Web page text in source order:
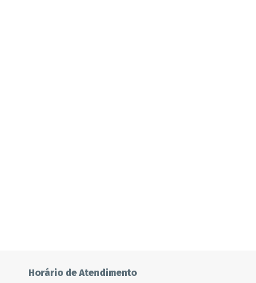
Horário de Atendimento